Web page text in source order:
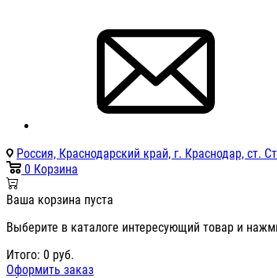
Россия, Краснодарский край, г. Краснодар, ст.
0 Корзина
Ваша корзина пуста
Выберите в каталоге интересующий товар и
Итого: 0 руб.
Оформить заказ